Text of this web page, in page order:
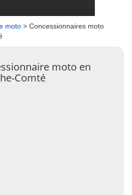
moto > Concessionnaires moto
moto en
Comté